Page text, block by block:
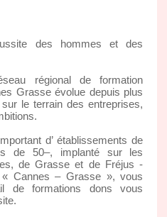
des hommes et des
régional de formation
Grasse évolue depuis plus
le terrain des entreprises,
d’ établissements de
de 50–, implanté sur les
de Grasse et de Fréjus -
Cannes – Grasse », vous
de formations dons vous